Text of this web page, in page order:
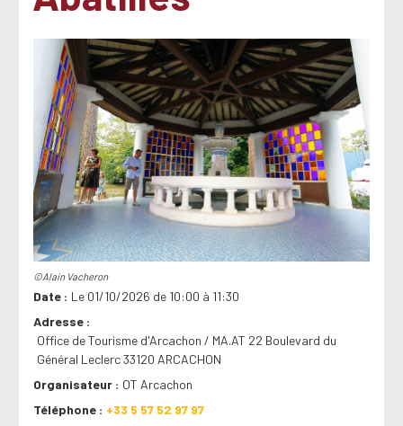
©Alain Vacheron
Date
Le 01/10/2026 de 10:00 à 11:30
Adresse
Office de Tourisme d'Arcachon / MA.AT 22 Boulevard du
Général Leclerc 33120 ARCACHON
Organisateur
OT Arcachon
Téléphone
+33 5 57 52 97 97